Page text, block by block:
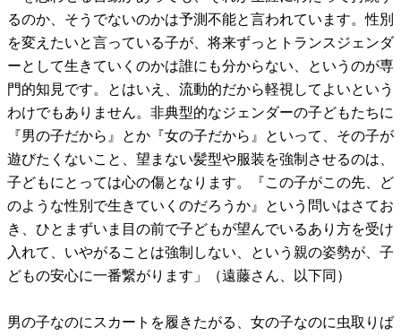
るのか、そうでないのかは予測不能と言われています。性別
を変えたいと言っている子が、将来ずっとトランスジェンダ
ーとして生きていくのかは誰にも分からない、というのが専
門的知見です。とはいえ、流動的だから軽視してよいという
わけでもありません。非典型的なジェンダーの子どもたちに
『男の子だから』とか『女の子だから』といって、その子が
遊びたくないこと、望まない髪型や服装を強制させるのは、
子どもにとっては心の傷となります。『この子がこの先、ど
のような性別で生きていくのだろうか』という問いはさてお
き、ひとまずいま目の前で子どもが望んでいるあり方を受け
入れて、いやがることは強制しない、という親の姿勢が、子
どもの安心に一番繋がります」（遠藤さん、以下同）
男の子なのにスカートを履きたがる、女の子なのに虫取りば